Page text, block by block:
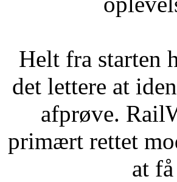
Helt fra starten
det lettere at
afprøve.
primært rettet
at